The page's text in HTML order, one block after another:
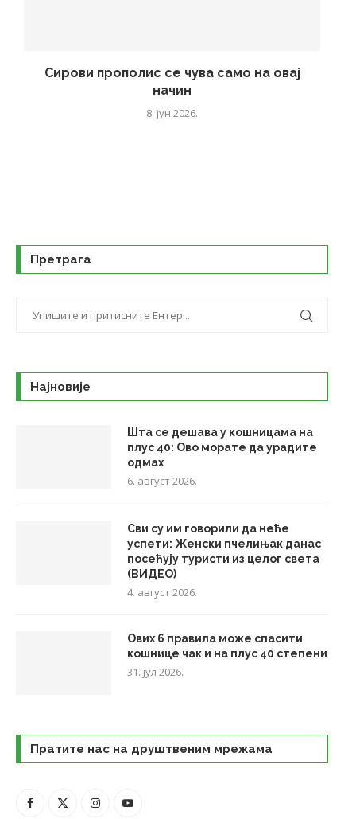
Сирови прополис се чува само на овај
начин
8. јун 2026.
Претрага
Најновије
Шта се дешава у кошницама на
плус 40: Ово морате да урадите
одмах
6. август 2026.
Сви су им говорили да неће
успети: Женски пчелињак данас
посећују туристи из целог света
(ВИДЕО)
4. август 2026.
Ових 6 правила може спасити
кошнице чак и на плус 40 степени
31. јул 2026.
Пратите нас на друштвеним мрежама